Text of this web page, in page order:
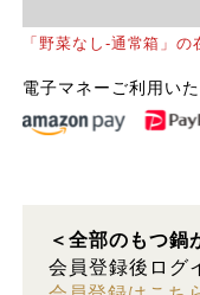
「野菜なし-通常箱」の
電子マネーご利用いた
＜全部のもつ鍋
会員登録後ログ